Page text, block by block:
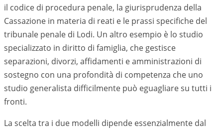
il codice di procedura penale, la giurisprudenza della
Cassazione in materia di reati e le prassi specifiche del
tribunale penale di Lodi. Un altro esempio è lo studio
specializzato in diritto di famiglia, che gestisce
separazioni, divorzi, affidamenti e amministrazioni di
sostegno con una profondità di competenza che uno
studio generalista difficilmente può eguagliare su tutti i
fronti.
La scelta tra i due modelli dipende essenzialmente dal